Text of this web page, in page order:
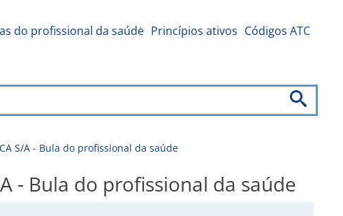
do profissional da saúdė Princípios ativos Códigos ATC
S/A - Bula do profissional da saúde
- Bula do profissional da saúde